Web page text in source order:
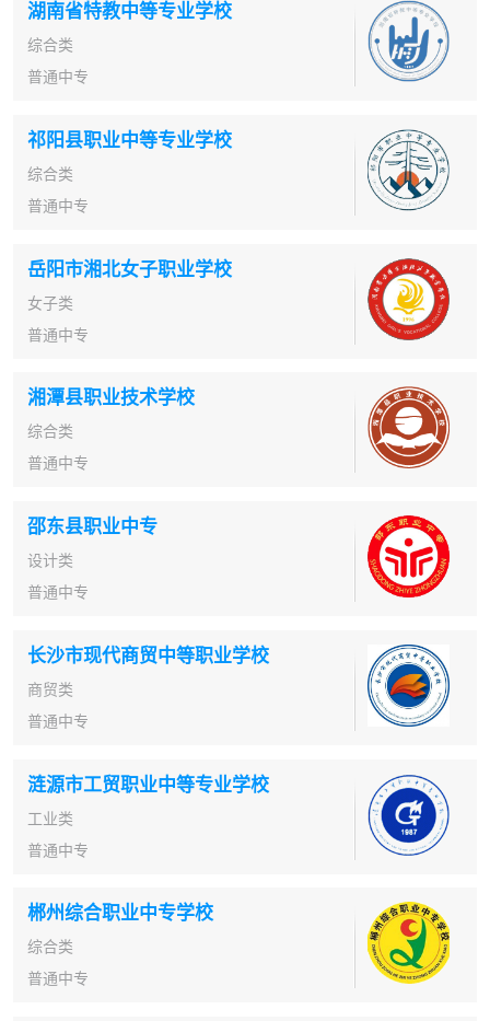
湖南省特教中等专业学校
综合类
普通中专
祁阳县职业中等专业学校
综合类
普通中专
岳阳市湘北女子职业学校
女子类
普通中专
湘潭县职业技术学校
综合类
普通中专
邵东县职业中专
设计类
普通中专
长沙市现代商贸中等职业学校
商贸类
普通中专
涟源市工贸职业中等专业学校
工业类
普通中专
郴州综合职业中专学校
综合类
普通中专